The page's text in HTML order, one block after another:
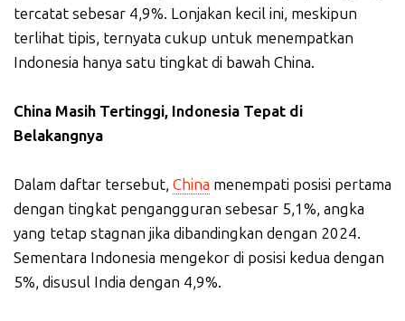
tercatat sebesar 4,9%. Lonjakan kecil ini, meskipun
terlihat tipis, ternyata cukup untuk menempatkan
Indonesia hanya satu tingkat di bawah China.
China Masih Tertinggi, Indonesia Tepat di
Belakangnya
Dalam daftar tersebut, China menempati posisi pertama
dengan tingkat pengangguran sebesar 5,1%, angka
yang tetap stagnan jika dibandingkan dengan 2024.
Sementara Indonesia mengekor di posisi kedua dengan
5%, disusul India dengan 4,9%.